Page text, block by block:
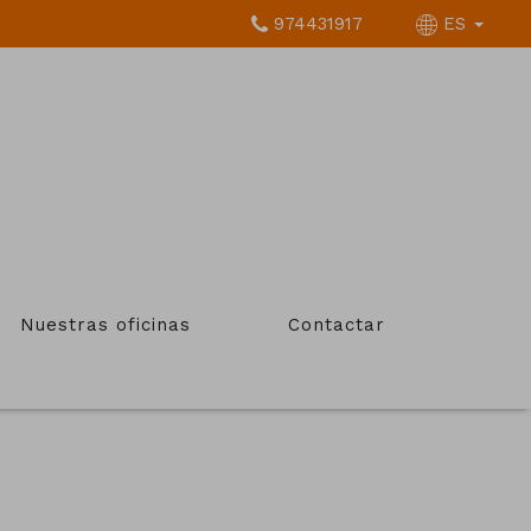
974431917 ES
Nuestras oficinas Contactar